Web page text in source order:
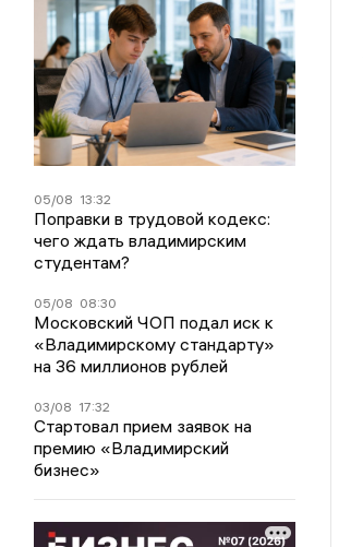
05/08 13:32
Поправки в трудовой кодекс:
чего ждать владимирским
студентам?
05/08 08:30
Московский ЧОП подал иск к
«Владимирскому стандарту»
на 36 миллионов рублей
03/08 17:32
Стартовал прием заявок на
премию «Владимирский
бизнес»